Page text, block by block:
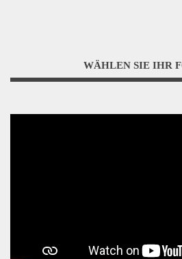
WÄHLEN SIE IHR